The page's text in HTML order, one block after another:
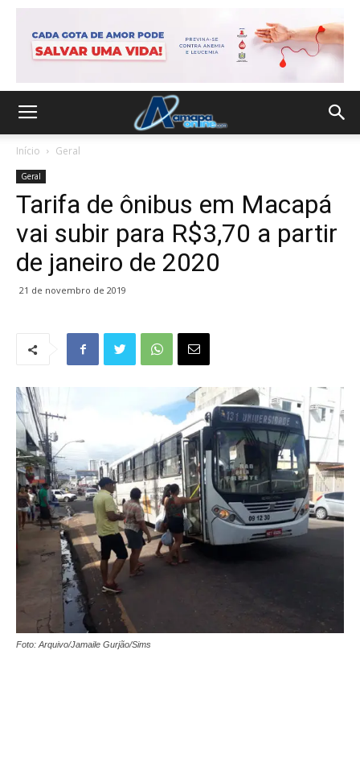
Início Geral
Geral
Tarifa de ônibus em Macapá
vai subir para R$3,70 a partir
de janeiro de 2020
21 de novembro de 2019
Foto: Arquivo/Jamaile Gurjão/Sims